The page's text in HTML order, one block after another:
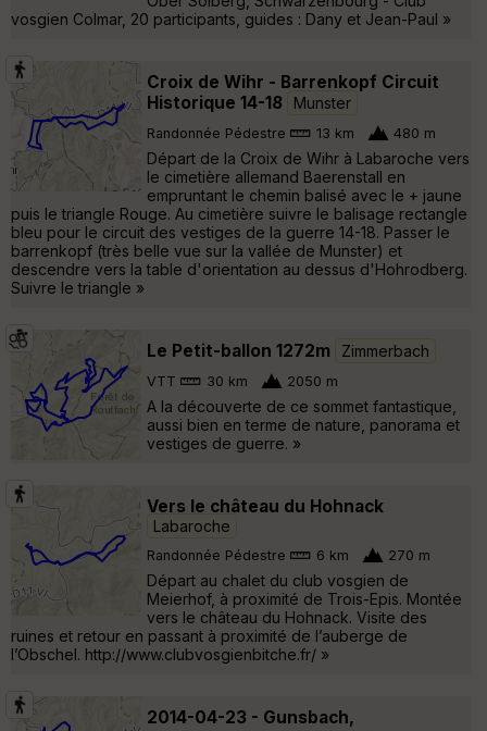
vosgien Colmar, 20 participants, guides : Dany et Jean-Paul »
Croix de Wihr - Barrenkopf Circuit
Historique 14-18
Munster
Randonnée Pédestre 13 km 480 m
Départ de la Croix de Wihr à Labaroche vers
le cimetière allemand Baerenstall en
empruntant le chemin balisé avec le + jaune
puis le triangle Rouge. Au cimetière suivre le balisage rectangle
bleu pour le circuit des vestiges de la guerre 14-18. Passer le
barrenkopf (très belle vue sur la vallée de Munster) et
descendre vers la table d'orientation au dessus d'Hohrodberg.
Suivre le triangle »
Le Petit-ballon 1272m Zimmerbach
VTT 30 km 2050 m
A la découverte de ce sommet fantastique,
aussi bien en terme de nature, panorama et
vestiges de guerre. »
Vers le château du Hohnack
Labaroche
Randonnée Pédestre 6 km 270 m
Départ au chalet du club vosgien de
Meierhof, à proximité de Trois-Epis. Montée
vers le château du Hohnack. Visite des
ruines et retour en passant à proximité de l’auberge de
l’Obschel. http://www.clubvosgienbitche.fr/ »
2014-04-23 - Gunsbach,